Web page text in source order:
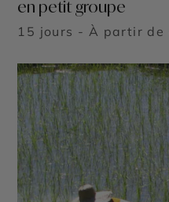
en petit groupe
15 jours - À partir de